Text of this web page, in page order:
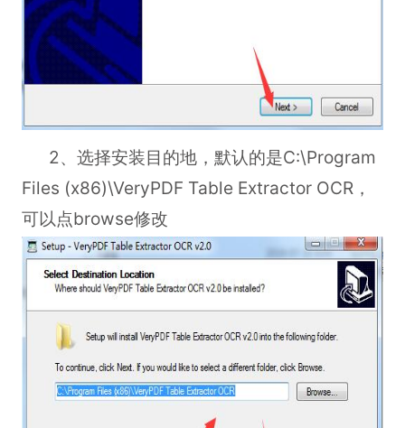
2、选择安装目的地，默认的是C:\Program
Files (x86)\VeryPDF Table Extractor OCR，
可以点browse修改